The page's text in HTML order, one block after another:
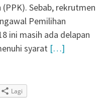
Sebab, rekrutmen
Pemilihan
ini masih ada delapan
syarat […]
Lagi